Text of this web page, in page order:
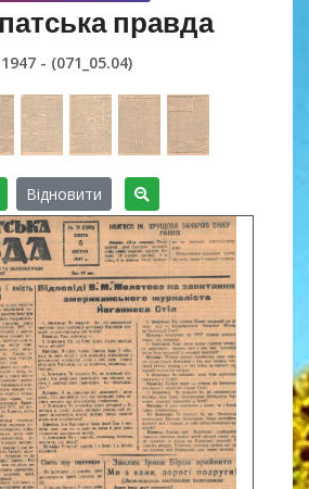
правда
1947 - (071_05.04)
Відновити